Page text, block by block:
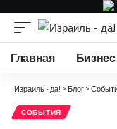
Главная Бизнес
Израиль - да! > Блог >
СОБЫТИЯ